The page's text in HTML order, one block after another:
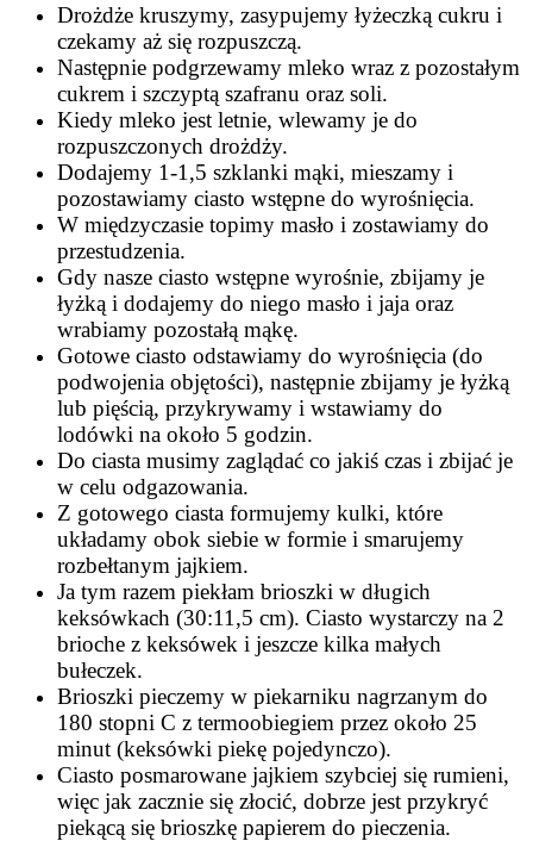
Drożdże kruszymy, zasypujemy łyżeczką cukru i
czekamy aż się rozpuszczą.
Następnie podgrzewamy mleko wraz z pozostałym
cukrem i szczyptą szafranu oraz soli.
Kiedy mleko jest letnie, wlewamy je do
rozpuszczonych drożdży.
Dodajemy 1-1,5 szklanki mąki, mieszamy i
pozostawiamy ciasto wstępne do wyrośnięcia.
W międzyczasie topimy masło i zostawiamy do
przestudzenia.
Gdy nasze ciasto wstępne wyrośnie, zbijamy je
łyżką i dodajemy do niego masło i jaja oraz
wrabiamy pozostałą mąkę.
Gotowe ciasto odstawiamy do wyrośnięcia (do
podwojenia objętości), następnie zbijamy je łyżką
lub pięścią, przykrywamy i wstawiamy do
lodówki na około 5 godzin.
Do ciasta musimy zaglądać co jakiś czas i zbijać je
w celu odgazowania.
Z gotowego ciasta formujemy kulki, które
układamy obok siebie w formie i smarujemy
rozbełtanym jajkiem.
Ja tym razem piekłam brioszki w długich
keksówkach (30:11,5 cm). Ciasto wystarczy na 2
brioche z keksówek i jeszcze kilka małych
bułeczek.
Brioszki pieczemy w piekarniku nagrzanym do
180 stopni C z termoobiegiem przez około 25
minut (keksówki piekę pojedynczo).
Ciasto posmarowane jajkiem szybciej się rumieni,
więc jak zacznie się złocić, dobrze jest przykryć
piekącą się brioszkę papierem do pieczenia.